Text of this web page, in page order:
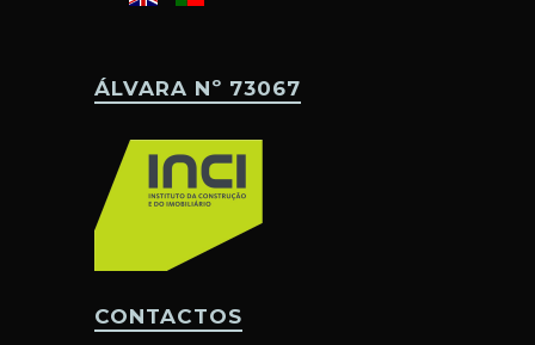
ÁLVARA Nº 73067
CONTACTOS